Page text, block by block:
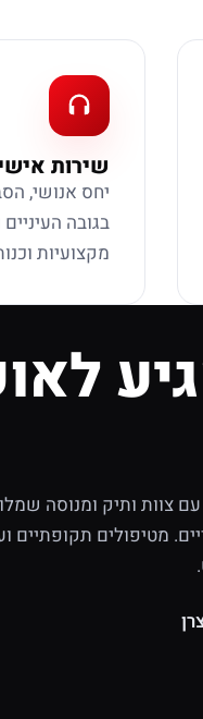
שירות
יחס אנושי,
בגובה
מקצועיות
צוות ותיק ומנוסה
מטיפולים תקופתיים